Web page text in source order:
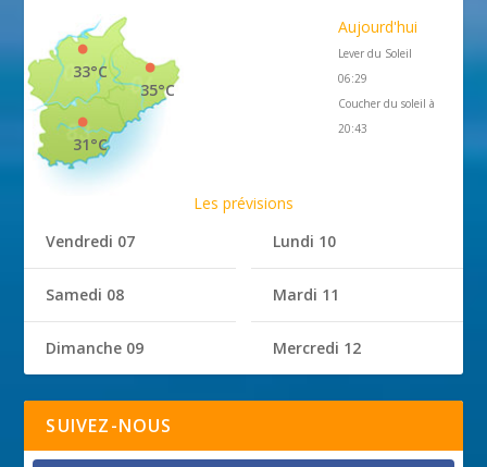
35°C
33°C
31°C
Aujourd'hui
Lever du Soleil
06:29
Coucher du soleil à
20:43
Les prévisions
Vendredi 07
Samedi 08
Dimanche 09
Lundi 10
Mardi 11
Mercredi 12
SUIVEZ-NOUS